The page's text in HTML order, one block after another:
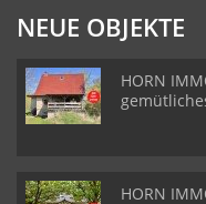
NEUE OBJEKTE
HORN
HORN